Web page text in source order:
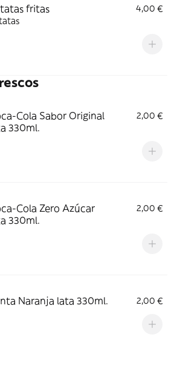
fritas
4,00 €
Cola Sabor Original
330ml.
2,00 €
Cola Zero Azúcar
330ml.
2,00 €
Naranja lata 330ml. 2,00 €